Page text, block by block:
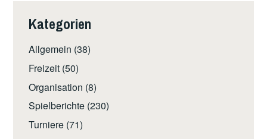
Kategorien
Allgemein (38)
Freizeit(50)
Organisation (8)
Spielberichte(230)
Turniere(71)